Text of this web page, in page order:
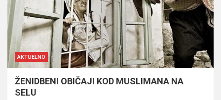
AKTUELNO
ŽENIDBENI OBIČAJI KOD MUSLIMANA NA
SELU